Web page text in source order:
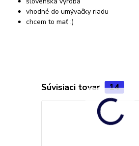
vhodné do umývačky riadu
chcem to mať :)
Súvisiaci tovar 14